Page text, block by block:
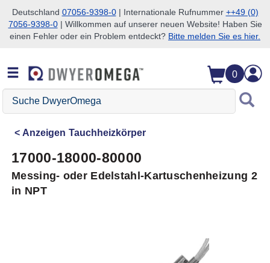
Zum Suchen überspringen
Zum Hauptinhalt überspringen
Zur Navigation überspringen
Deutschland 07056-9398-0| Internationale Rufnummer ++49 (0)
7056-9398-0| Willkommen auf unserer neuen Website! Haben Sie
einen Fehler oder ein Problem entdeckt? Bitte melden Sie es hier.
0
Suche
DwyerOmega
Anzeigen Tauchheizkörper
17000-18000-80000
Messing- oder Edelstahl-Kartuschenheizung 2
in NPT